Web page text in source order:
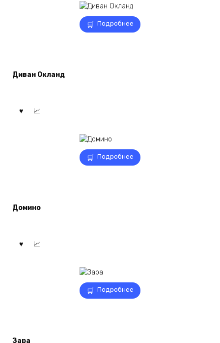
Подробнее
Диван Окланд
Подробнее
Домино
Подробнее
Зара